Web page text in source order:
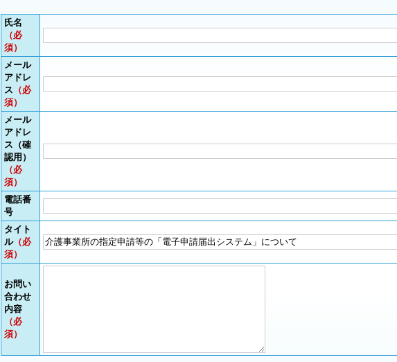
氏名
（必
須）
メール
アドレ
ス （必
須）
メール
アドレ
ス（確
認用）
（必
須）
電話番
号
タイト
ル（必
須）
お問い
合わせ
内容
（必
須）